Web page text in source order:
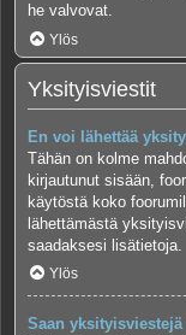
he valvovat.
Ylös
Yksityisviestit
En voi lähettää
Tähän on kolme
kirjautunut sisään,
käytöstä koko
lähettämästä
saadaksesi lisätietoja.
Ylös
Saan